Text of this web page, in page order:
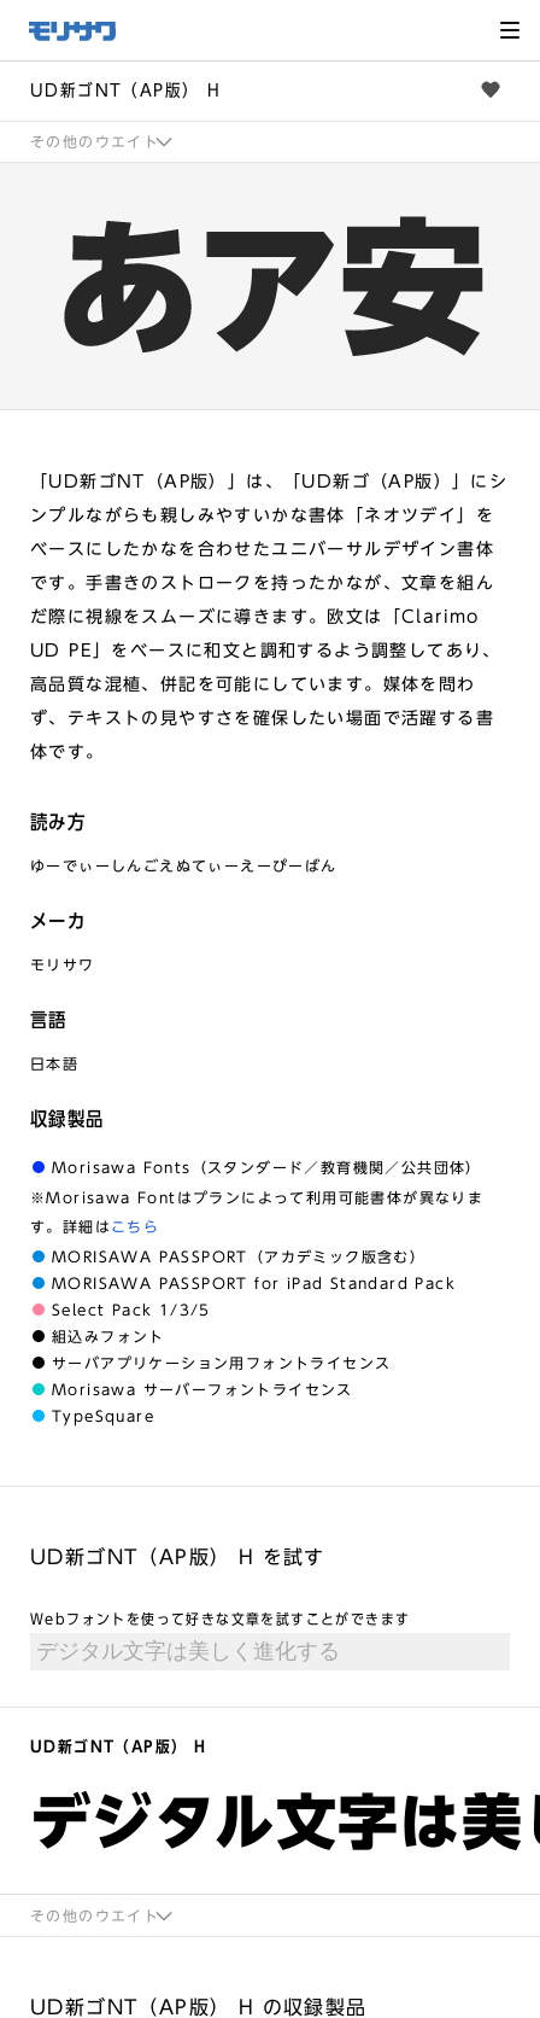
メ
ニュー
飛ばし
へ移動
UD新ゴNT（AP版） H
その他のウエイト
「UD新ゴNT（AP版）」は、「UD新ゴ（AP版）」にシ
ンプルながらも親しみやすいかな書体「ネオツデイ」を
ベースにしたかなを合わせたユニバーサルデザイン書体
です。手書きのストロークを持ったかなが、文章を組ん
だ際に視線をスムーズに導きます。欧文は「Clarimo
UD PE」をベースに和文と調和するよう調整してあり、
高品質な混植、併記を可能にしています。媒体を問わ
ず、テキストの見やすさを確保したい場面で活躍する書
体です。
読み方
ゆーでぃーしんごえぬてぃーえーぴーばん
メーカ
モリサワ
言語
日本語
収録製品
Morisawa Fonts（スタンダード／教育機関／公共団体）
※Morisawa Fontはプランによって利用可能書体が異なりま
す。詳細は こちら
MORISAWA PASSPORT（アカデミック版含む）
MORISAWA PASSPORT for iPad Standard Pack
Select Pack 1/3/5
組込みフォント
サーバアプリケーション用フォントライセンス
Morisawa サーバーフォントライセンス
TypeSquare
UD新ゴNT（AP版） H を試す
Webフォントを使って好きな文章を試すことができます
UD新ゴNT（AP版） H
デジタル文字は
その他のウエイト
UD新ゴNT（AP版） H の収録製品